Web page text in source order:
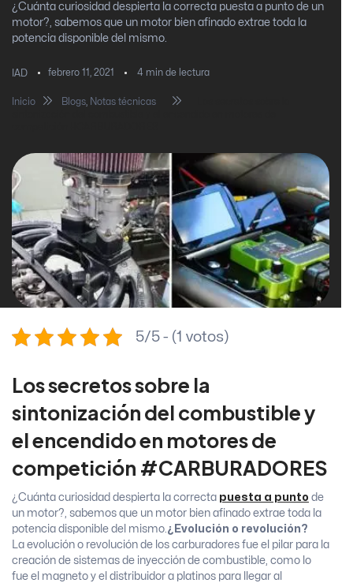
¿Cuánta curiosidad despierta la correcta puesta a punto de un
motor?, sabemos que un motor bien afinado extrae toda la
potencia disponible del mismo.
IAD febrero 11, 2021 4 min de lectura
Inicio Blogs, Notas técnicas
5/5 - (1 votos)
Los secretos sobre la
sintonización del combustible y
el encendido en motores de
competición #CARBURADORES
¿Cuánta curiosidad despierta la correcta puesta a punto de
un motor?, sabemos que un motor bien afinado extrae toda la
potencia disponible del mismo. ¿Evolución o revolución?
La evolución o revolución de los carburadores fue el pilar para la
creación de sistemas de inyección de combustible, como lo
fue el magneto y el distribuidor a platinos para llegar al